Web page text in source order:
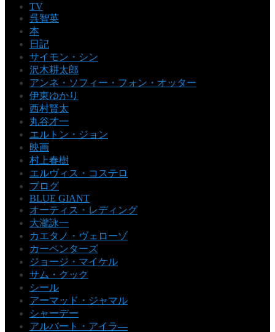
TV
呉智英
本
日記
サイモン・シン
沢木耕太郎
アンネ・ソフィー・フォン・オッター
伊東ゆかり
西村賢太
丸谷才一
エルトン・ジョン
映画
村上春樹
エルヴィス・コステロ
ブログ
BLUE GIANT
オーティス・レディング
大瀧詠一
カエタノ・ヴェローゾ
カーペンターズ
ジョージ・マイケル
サム・クック
シール
アーマッド・ジャマル
シャーデー
アルバート・アイラ―